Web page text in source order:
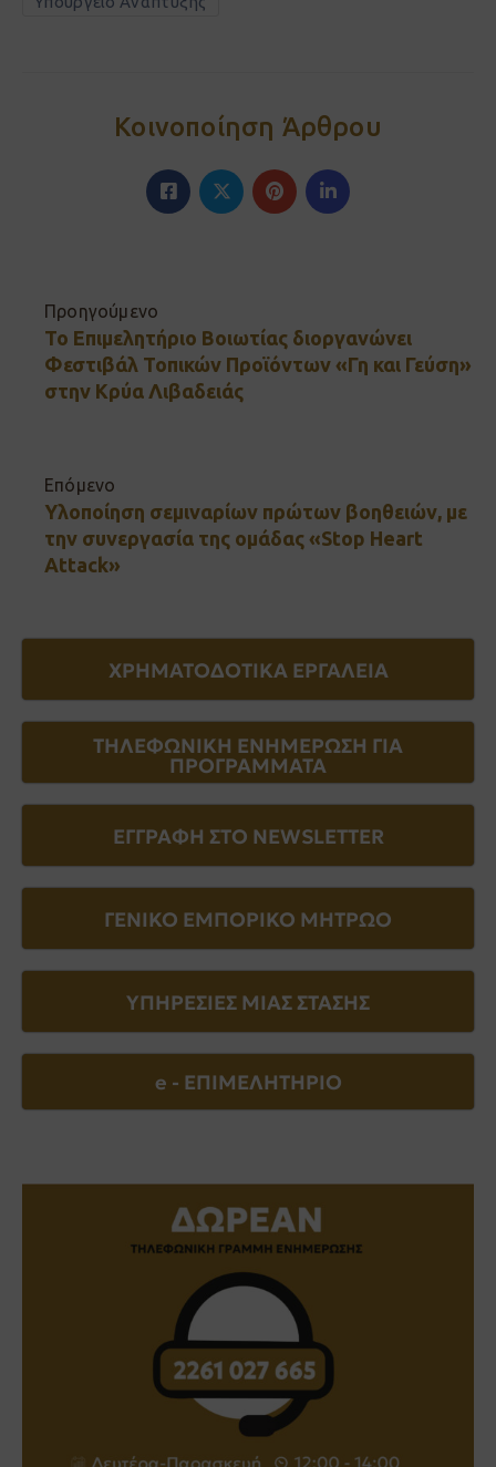
Κοινοποίηση Άρθρου
Προηγούμενο
Το Επιμελητήριο Βοιωτίας διοργανώνει
Φεστιβάλ Τοπικών Προϊόντων «Γη και Γεύση»
στην Κρύα Λιβαδειάς
Επόμενο
Υλοποίηση σεμιναρίων πρώτων βοηθειών, με
την συνεργασία της ομάδας «Stop Heart
Attack»
ΧΡΗΜΑΤΟΔΟΤΙΚΑ ΕΡΓΑΛΕΙΑ
ΤΗΛΕΦΩΝΙΚΗ ΕΝΗΜΕΡΩΣΗ ΓΙΑ
ΠΡΟΓΡΑΜΜΑΤΑ
ΕΓΓΡΑΦΗ ΣΤΟ NEWSLETTER
ΓΕΝΙΚΟ ΕΜΠΟΡΙΚΟ ΜΗΤΡΩΟ
ΥΠΗΡΕΣΙΕΣ ΜΙΑΣ ΣΤΑΣΗΣ
e - EΠΙΜΕΛΗΤΗΡΙΟ